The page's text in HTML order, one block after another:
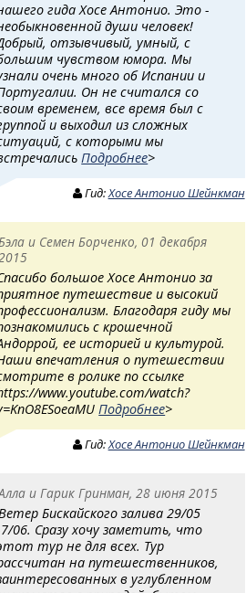
гида Хосе Антонио. Это -
души человек!
отзывчивый, умный, с
чувством юмора. Мы
очень много об Испании и
Он не считался со
временем, все время был с
и выходил из сложных
с которыми мы
Подробнее>
Гид:Хосе Антонио Шейнкман
и Семен Борченко, 01 декабря
большое Хосе Антонио за
путешествие и высокий
Благодаря гиду мы
с крошечной
ее историей и культурой.
впечатления о путешествии
в ролике по ссылке
www.youtube.com/watch?
Подробнее>
Гид:Хосе Антонио Шейнкман
и Гарик Гринман, 28 июня 2015
Бискайского залива 29/05
06. Сразу хочу заметить, что
тур не для всех. Тур
на путешественников,
в углубленном